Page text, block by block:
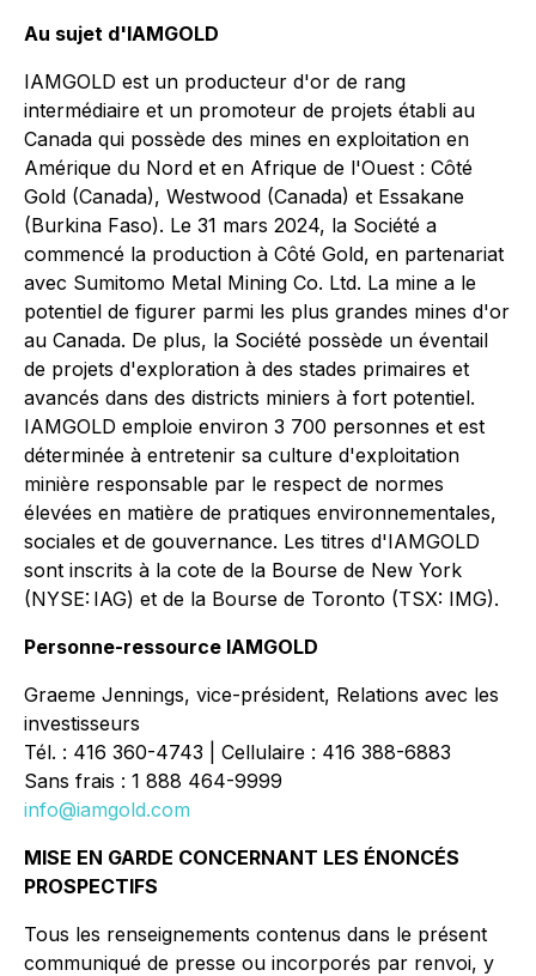
Au sujet d'IAMGOLD
IAMGOLD est un producteur d'or de rang
intermédiaire et un promoteur de projets établi au
Canada qui possède des mines en exploitation en
Amérique du Nord et en Afrique de l'Ouest : Côté
Gold (Canada), Westwood (Canada) et Essakane
(Burkina Faso). Le 31 mars 2024, la Société a
commencé la production à Côté Gold, en partenariat
avec Sumitomo Metal Mining Co. Ltd. La mine a le
potentiel de figurer parmi les plus grandes mines d'or
au Canada. De plus, la Société possède un éventail
de projets d'exploration à des stades primaires et
avancés dans des districts miniers à fort potentiel.
IAMGOLD emploie environ 3 700 personnes et est
déterminée à entretenir sa culture d'exploitation
minière responsable par le respect de normes
élevées en matière de pratiques environnementales,
sociales et de gouvernance. Les titres d'IAMGOLD
sont inscrits à la cote de la Bourse de New York
(NYSE: IAG) et de la Bourse de Toronto (TSX: IMG).
Personne-ressource IAMGOLD
Graeme Jennings, vice-président, Relations avec les
investisseurs
Tél. : 416 360-4743 | Cellulaire : 416 388-6883
Sans frais : 1 888 464-9999
info@iamgold.com
MISE EN GARDE CONCERNANT LES ÉNONCÉS
PROSPECTIFS
Tous les renseignements contenus dans le présent
communiqué de presse ou incorporés par renvoi, y